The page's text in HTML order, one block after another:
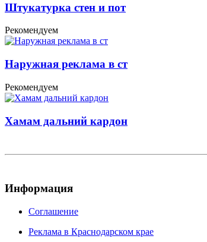
Штукатурка стен и пот
Рекомендуем
Наружная реклама в ст
Рекомендуем
Хамам дальний кардон
Информация
Соглашение
Реклама в Краснодарском крае